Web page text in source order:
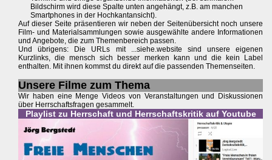
Bildschirm wird diese Spalte unten angehängt, z.B. am manchen
Smartphones in der Hochkantansicht).
Auf dieser Seite präsentieren wir neben der Seitenübersicht noch unsere
Film- und Materialsammlungen sowie ausgewählte andere Informationen
und Angebote, die zum Themenbereich passen.
Und übrigens: Die URLs mit ...siehe.website sind unsere eigenen
Kurzlinks, die mensch sich besser merken kann und die kein Label
enthalten. Mit ihnen kommst du direkt auf die passenden Themenseiten.
Unsere Filme zum Thema
Wir haben eine Menge Videos von Veranstaltungen und Diskussionen
über Herrschaftsfragen gesammelt.
Playlist zu Herrschaft und Herrschaftskritik auf Youtube